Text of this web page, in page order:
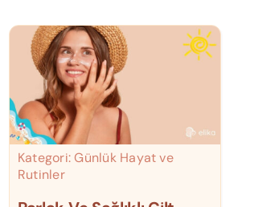
Kategori:Günlük Hayat ve
Rutinler